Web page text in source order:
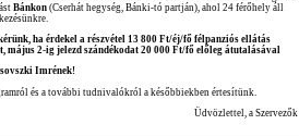
Bánkon (Cserhát hegység, Bánki-tó partján), ahol 24 férőhely áll
ha érdekel a részvétel 13 800 Ft/éj/fő félpanziós ellátás
május 2-ig jelezd szándékodat 20 000 Ft/fő előleg átutalásával
Imrének!
és a további tudnivalókról a későbbiekben értesítünk.
Üdvözlettel, a Szervezők